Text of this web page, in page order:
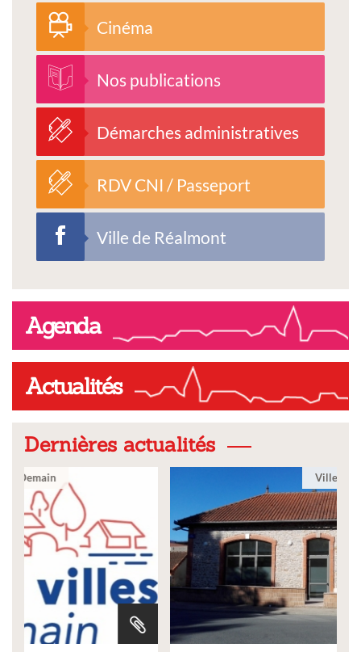
Cinéma
Nos publications
Démarches administratives
RDV CNI / Passeport
Ville de Réalmont
Agenda
Actualités
Dernières actualités